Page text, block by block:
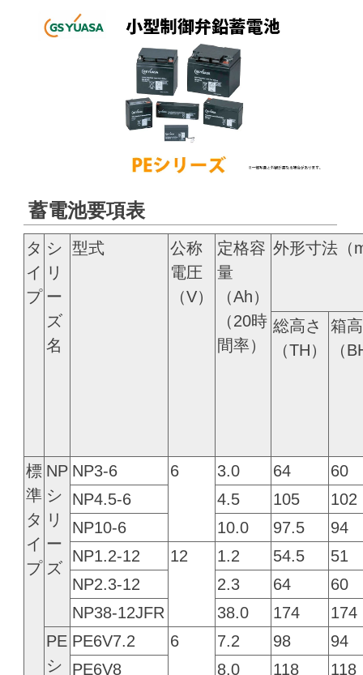
蓄電池要項表
タ
イ
プ
シ
リ
ー
ズ
名
型式
公称
電圧
（V）
定格容
量
（Ah）
（20時
間率）
外形寸法（
総高さ
（TH）
箱
（
標
準
タ
イ
プ
NP
シ
リ
ー
ズ
NP3-6 6 3.0 64
60
NP4.5-6
4.5 105
102
NP10-6
10.0 97.5
94
NP1.2-12
12 1.2 54.5
51
NP2.3-12
2.3 64
60
NP38-12JFR
38.0 174
174
PE
シ
PE6V7.2 6 7.2 98
94
PE6V8
8.0 118 118